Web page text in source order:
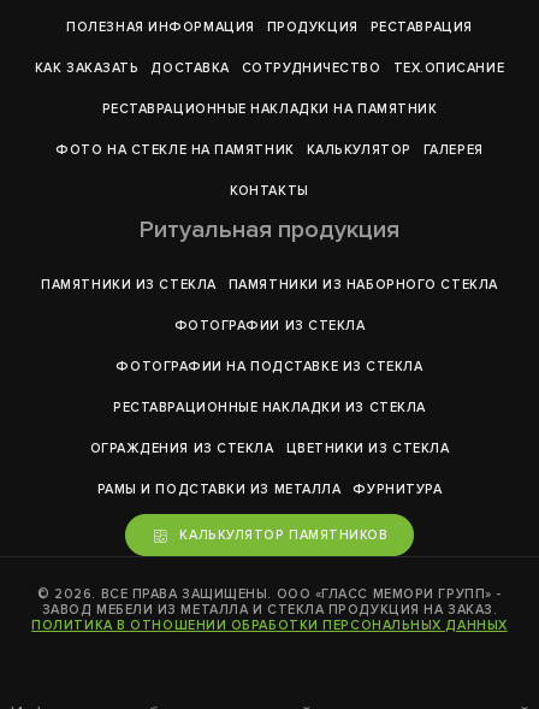
ПОЛЕЗНАЯ ИНФОРМАЦИЯ ПРОДУКЦИЯ РЕСТАВРАЦИЯ
КАК ЗАКАЗАТЬ ДОСТАВКА СОТРУДНИЧЕСТВО ТЕХ.ОПИСАНИЕ
РЕСТАВРАЦИОННЫЕ НАКЛАДКИ НА ПАМЯТНИК
ФОТО НА СТЕКЛЕ НА ПАМЯТНИК КАЛЬКУЛЯТОР ГАЛЕРEЯ
КОНТАКТЫ
Ритуальная продукция
ПАМЯТНИКИ ИЗ СТЕКЛА ПАМЯТНИКИ ИЗ НАБОРНОГО СТЕКЛА
ФОТОГРАФИИ ИЗ СТЕКЛА
ФОТОГРАФИИ НА ПОДСТАВКЕ ИЗ СТЕКЛА
РЕСТАВРАЦИОННЫЕ НАКЛАДКИ ИЗ СТЕКЛА
ОГРАЖДЕНИЯ ИЗ СТЕКЛА ЦВЕТНИКИ ИЗ СТЕКЛА
РАМЫ И ПОДСТАВКИ ИЗ МЕТАЛЛА ФУРНИТУРА
КАЛЬКУЛЯТОР ПАМЯТНИКОВ
© 2026. ВСЕ ПРАВА ЗАЩИЩЕНЫ. ООО «ГЛАСС МЕМОРИ ГРУПП» -
ЗАВОД МЕБЕЛИ ИЗ МЕТАЛЛА И СТЕКЛА ПРОДУКЦИЯ НА ЗАКАЗ.
ПОЛИТИКА В ОТНОШЕНИИ ОБРАБОТКИ ПЕРСОНАЛЬНЫХ ДАННЫХ